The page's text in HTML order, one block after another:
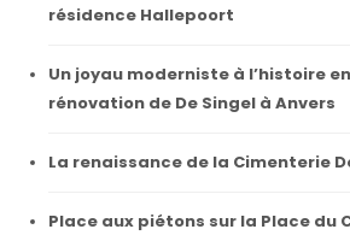
résidence Hallepoort
Un joyau moderniste à l’histoire
rénovation de De Singel à Anvers
La renaissance de la Cimenterie
Place aux piétons sur la Place du